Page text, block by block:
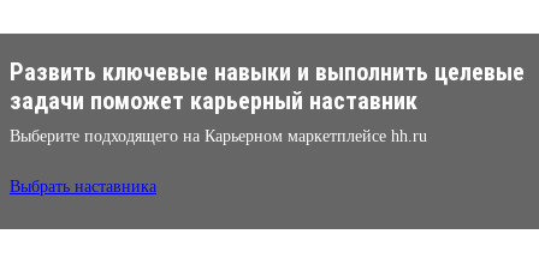
Развить ключевые навыки и выполнить целевые
задачи поможет карьерный наставник
Выберите подходящего на Карьерном маркетплейсе hh.ru
Выбрать наставника